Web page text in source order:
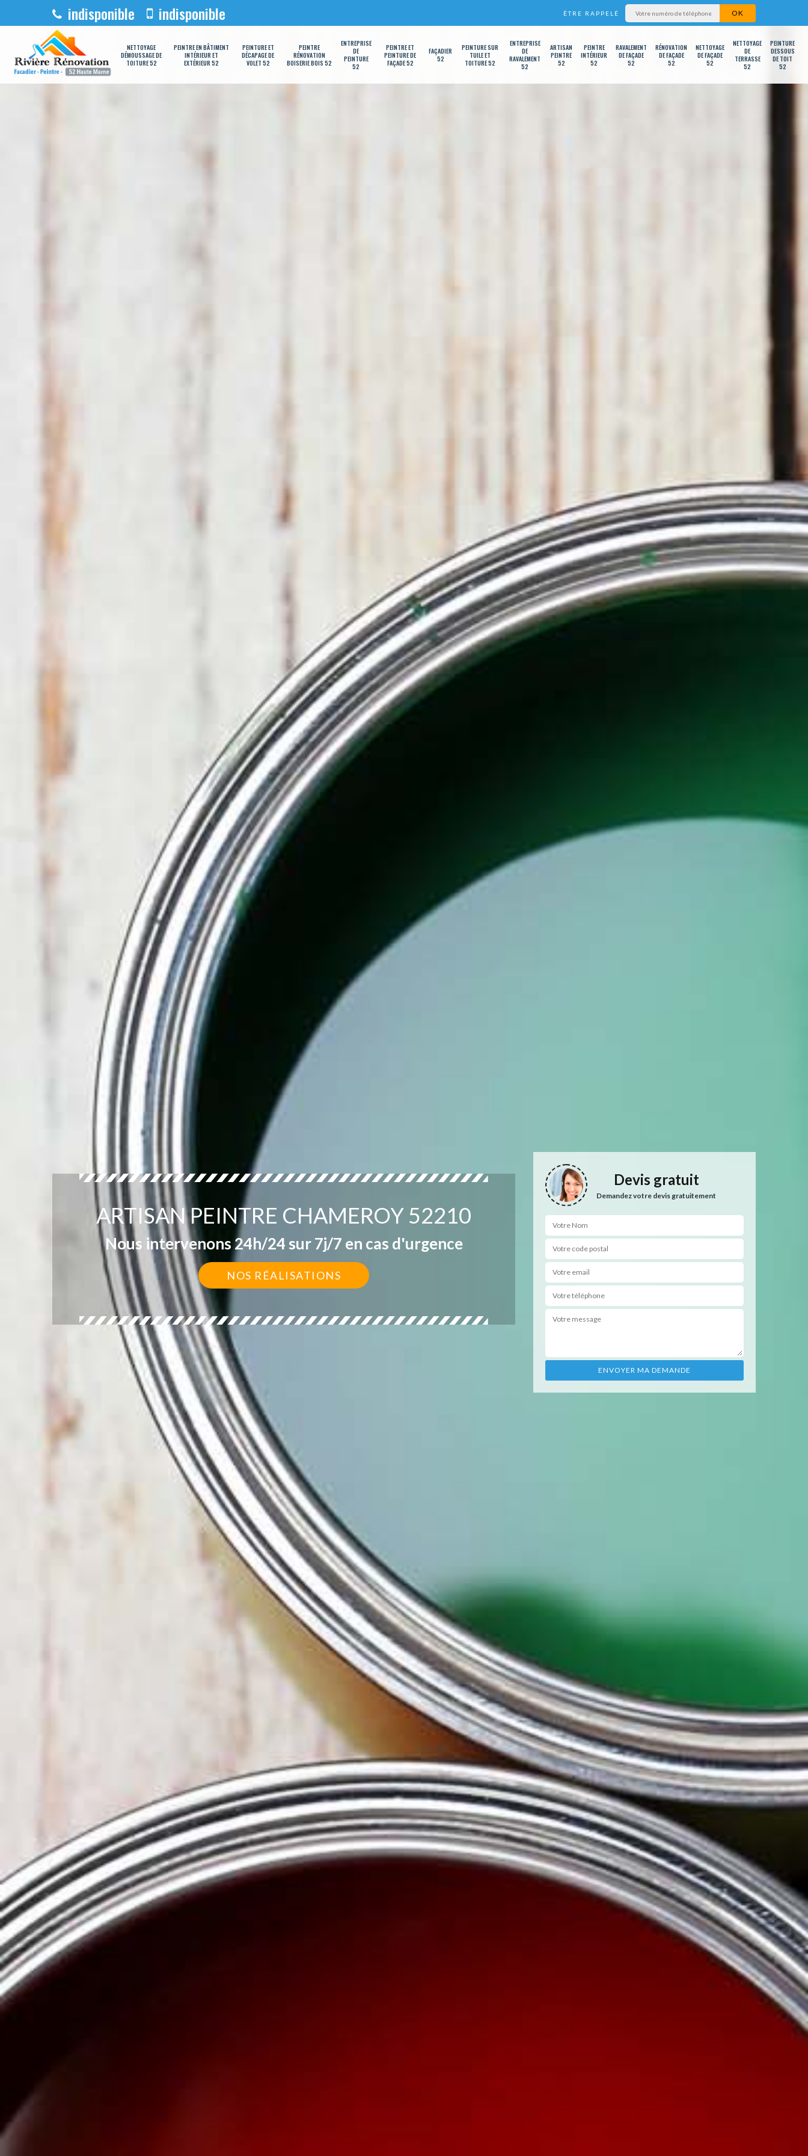
indisponible indisponible ÊTRE RAPPELÉ
NETTOYAGE
DÉMOUSSAGE DE
TOITURE 52
PEINTRE EN BÂTIMENT
INTÉRIEUR ET
EXTÉRIEUR 52
PEINTURE ET
DÉCAPAGE DE
VOLET 52
PEINTRE
RÉNOVATION
BOISERIE BOIS 52
ENTREPRISE
DE
PEINTURE
52
PEINTRE ET
PEINTURE DE
FAÇADE 52
FAÇADIER
52
PEINTURE SUR
TUILE ET
TOITURE 52
ENTREPRISE
DE
RAVALEMENT
52
ARTISAN
PEINTRE
52
PEINTRE
INTÉRIEUR
52
RAVALEMENT
DE FAÇADE
52
RÉNOVATION
DE FAÇADE
52
NETTOYAGE
DE FAÇADE
52
NETTOYAGE
DE
TERRASSE
52
PEINTURE
DESSOUS
DE TOIT
52
ARTISAN PEINTRE CHAMEROY 52210
Nous intervenons 24h/24 sur 7j/7 en cas d'urgence
NOS RÉALISATIONS
Devis gratuit
Demandez votre devis gratuitement